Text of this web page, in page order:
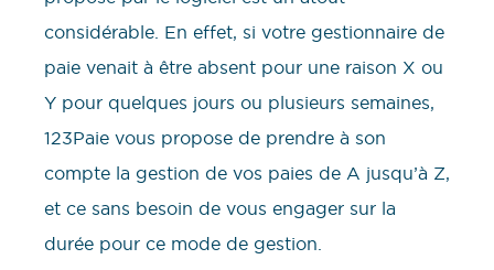
considérable. En effet, si votre gestionnaire de
paie venait à être absent pour une raison X ou
Y pour quelques jours ou plusieurs semaines,
123Paie vous propose de prendre à son
compte la gestion de vos paies de A jusqu’à Z,
et ce sans besoin de vous engager sur la
durée pour ce mode de gestion.